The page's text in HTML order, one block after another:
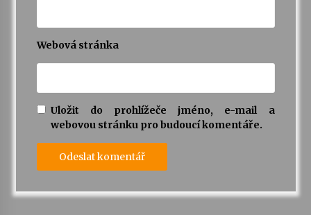
Webová stránka
Uložit do prohlížeče jméno, e-mail a
webovou stránku pro budoucí komentáře.